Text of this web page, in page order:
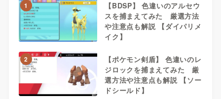
1
【BDSP】 色違いのアルセウ
スを捕まえてみた 厳選方法
や注意点も解説 【ダイパリメ
イク】
2
【ポケモン剣盾】 色違いのレ
ジロックを捕まえてみた 厳
選方法や注意点も解説 【ソー
ドシールド】